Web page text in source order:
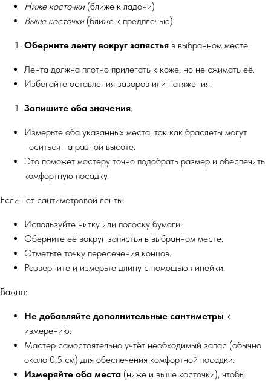
Ниже косточки(ближе к ладони)
Выше косточки(ближе к предплечью)
Оберните ленту вокруг запястья в выбранном месте.
Лента должна плотно прилегать к коже, но не сжимать её.
Избегайте оставления зазоров или натяжения.
Запишите оба значения:
Измерьте оба указанных места, так как браслеты могут
носиться на разной высоте.
Это поможет мастеру точно подобрать размер и обеспечить
комфортную посадку.
Если нет сантиметровой ленты:
Используйте нитку или полоску бумаги.
Оберните её вокруг запястья в выбранном месте.
Отметьте точку пересечения концов.
Разверните и измерьте длину с помощью линейки.
Важно:
Не добавляйте дополнительные сантиметры к
измерению.
Мастер самостоятельно учтёт необходимый запас (обычно
около 0,5 см) для обеспечения комфортной посадки.
Измеряйте оба места (ниже и выше косточки), чтобы